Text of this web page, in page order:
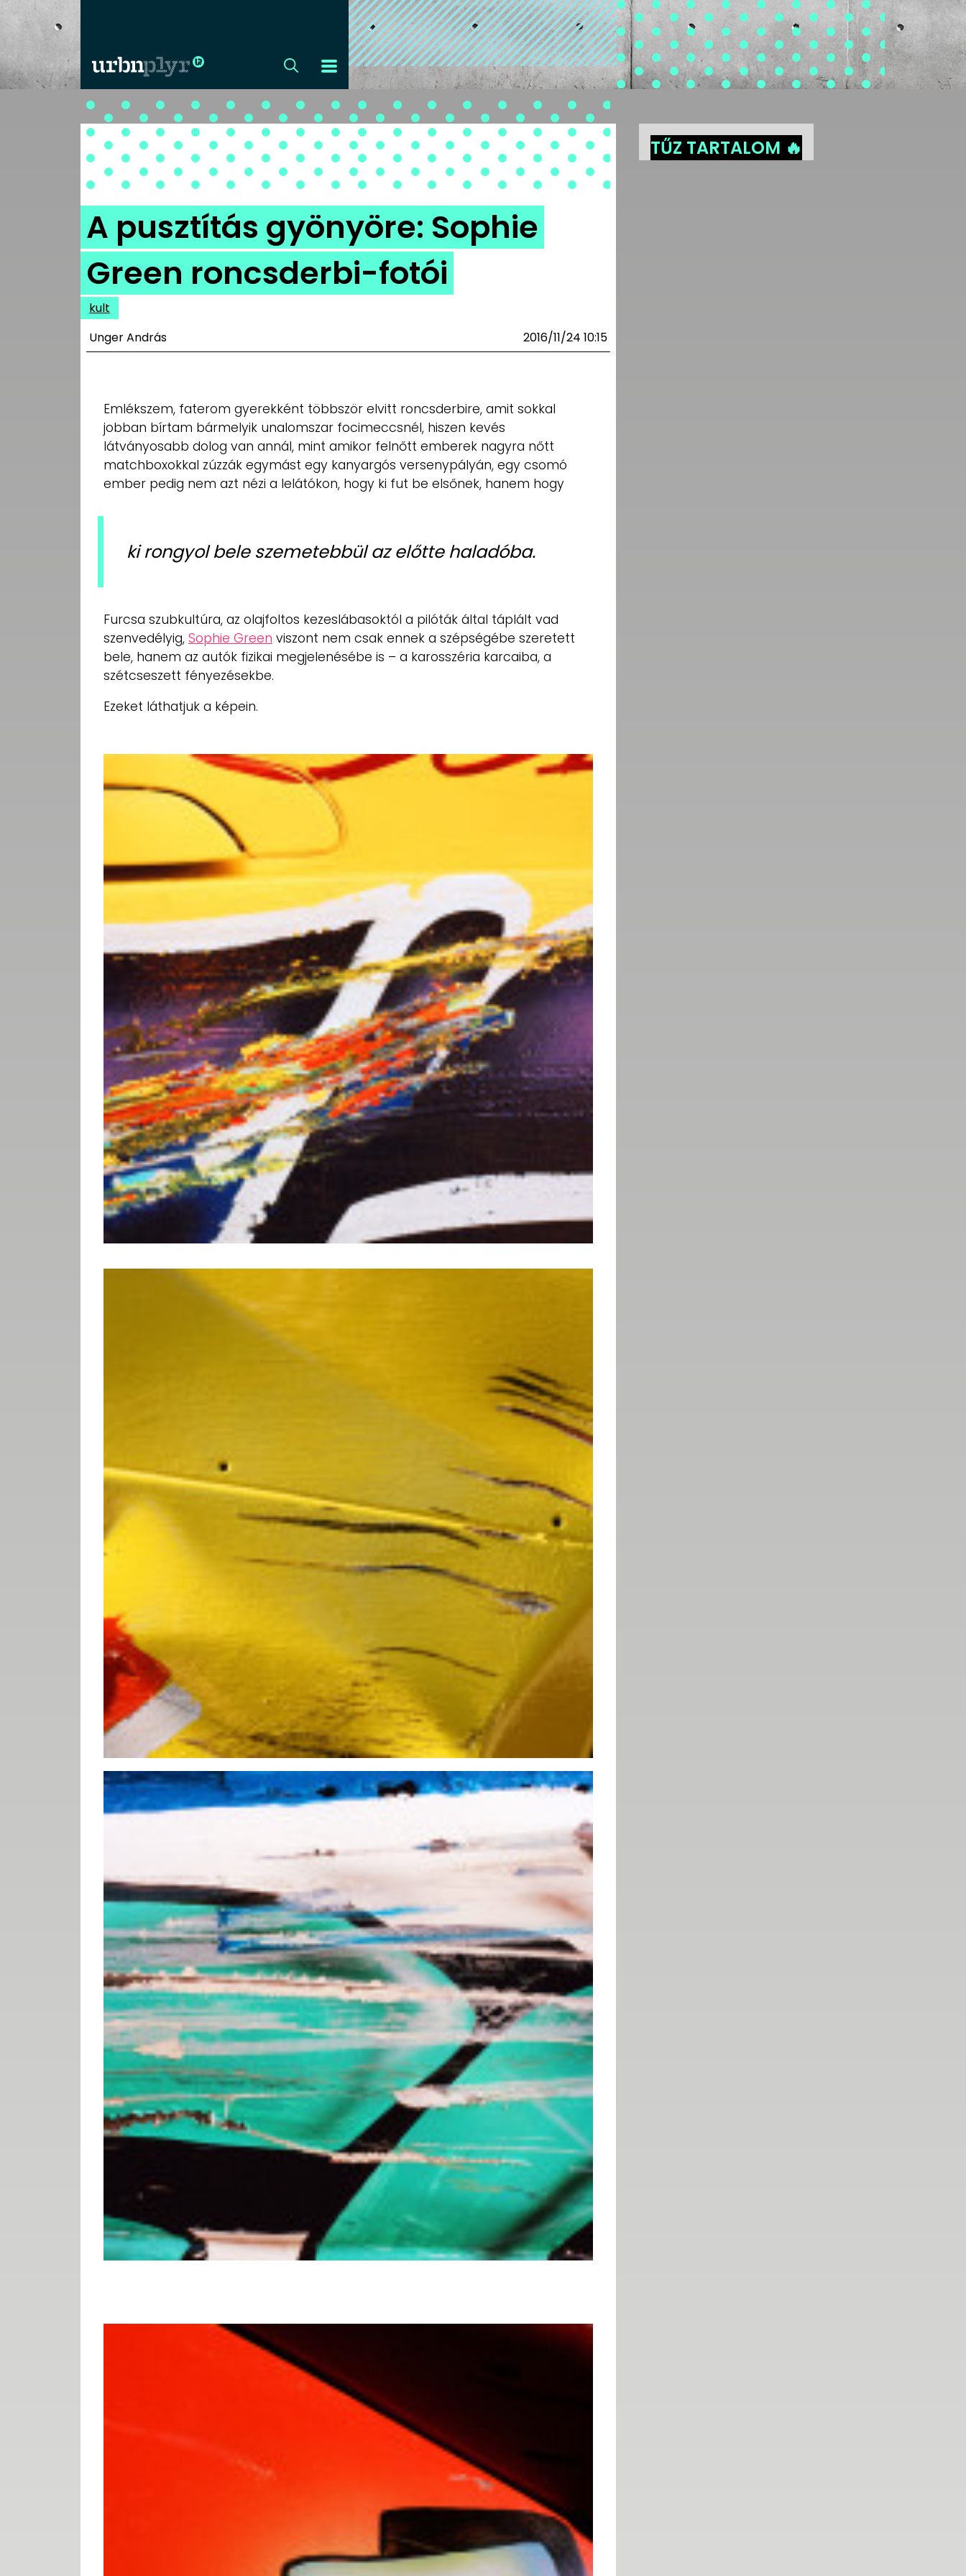
CÍMLAP
DIZÁJN
DIVAT
HIP
KULT
IMPRESSZUM
PR-ARCHÍVUM
ADATKEZELÉSI
TÁJÉKOZTATÓ
A pusztítás gyönyöre: Sophie
Green roncsderbi-fotói
kult
Unger András
2016/11/24 10:15
Emlékszem, faterom gyerekként többször elvitt roncsderbire, amit sokkal
jobban bírtam bármelyik unalomszar focimeccsnél, hiszen kevés
látványosabb dolog van annál, mint amikor felnőtt emberek nagyra nőtt
matchboxokkal zúzzák egymást egy kanyargós versenypályán, egy csomó
ember pedig nem azt nézi a lelátókon, hogy ki fut be elsőnek, hanem hogy
ki rongyol bele szemetebbül az előtte haladóba.
Furcsa szubkultúra, az olajfoltos kezeslábasoktól a pilóták által táplált vad
szenvedélyig, Sophie Green viszont nem csak ennek a szépségébe szeretett
bele, hanem az autók fizikai megjelenésébe is – a karosszéria karcaiba, a
szétcseszett fényezésekbe.
Ezeket láthatjuk a képein.
TŰZ TARTALOM 🔥